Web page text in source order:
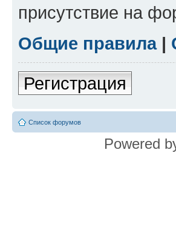
присутствие на
Общие правила|
Регистрация
Список форумов
Powered